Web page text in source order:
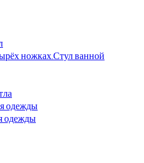
ножках.Стул ванной
одежды
одежды